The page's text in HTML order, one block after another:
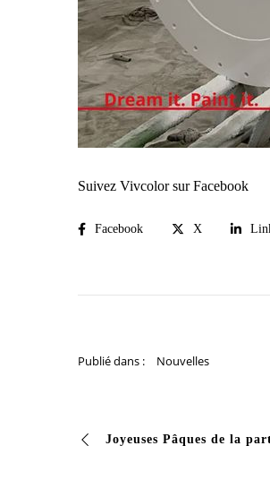
Suivez Vivcolor sur Facebook
Facebook X
Publié dans : Nouvelles